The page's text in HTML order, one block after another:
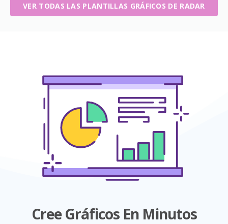
VER TODAS LAS PLANTILLAS GRÁFICOS DE RADAR
Cree Gráficos En Minutos